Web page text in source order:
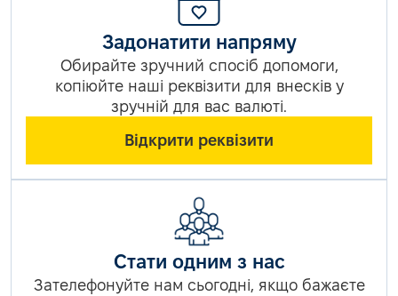
Задонатити напряму
Обирайте зручний спосіб допомоги,
копіюйте наші реквізити для внесків у
зручній для вас валюті.
Відкрити реквізити
Стати одним з нас
Зателефонуйте нам сьогодні, якщо бажаєте